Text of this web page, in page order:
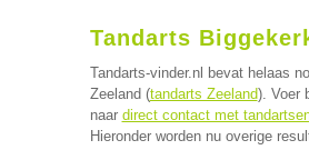
Tandarts
Tandarts-vinder.nl bevat helaas
Zeeland (tandarts Zeeland). Voer
naar direct contact met
Hieronder worden nu overige